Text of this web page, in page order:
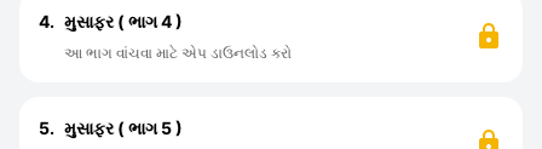
4. મુસાફર ( ભાગ 4 )
આ ભાગ વાંચવા માટે એપ ડાઉનલોડ કરો
5. મુસાફર ( ભાગ 5 )